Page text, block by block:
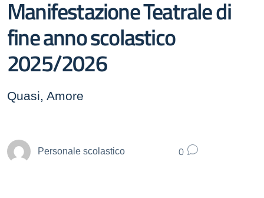
Manifestazione Teatrale di
fine anno scolastico
2025/2026
Quasi, Amore
Personale scolastico 0